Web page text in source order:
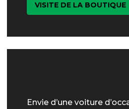
VISITE DE LA BOUTIQUE
Envie d’une voiture